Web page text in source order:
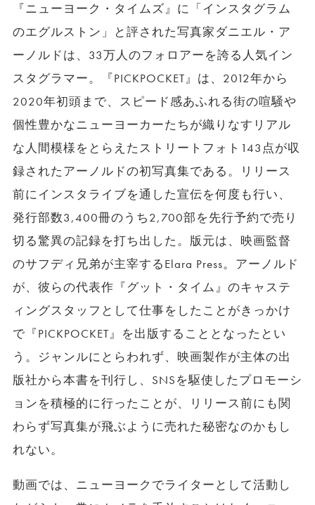
『ニューヨーク・タイムズ』に「インスタグラム
のエグルストン」と評された写真家ダニエル・ア
ーノルドは、33万人のフォロアーを誇る人気イン
スタグラマー。『PICKPOCKET』は、2012年から
2020年初頭まで、スピード感あふれる街の喧騒や
個性豊かなニューヨーカーたちが織りなすリアル
な人間模様をとらえたストリートフォト143点が収
録されたアーノルドの初写真集である。リリース
前にインスタライブを通した宣伝を何度も行い、
発行部数3,400冊のうち2,700部を先行予約で売り
切る驚異の記録を打ち出した。版元は、映画監督
のサフディ兄弟が主宰するElara Press。アーノルド
が、彼らの代表作『グット・タイム』のキャステ
ィングスタッフとして仕事をしたことがきっかけ
で『PICKPOCKET』を出版することとなったとい
う。ジャンルにとらわれず、映画製作が主体の出
版社から本書を刊行し、SNSを駆使したプロモーシ
ョンを積極的に行ったことが、リリース前にも関
わらず写真集が飛ぶように売れた秘密なのかもし
れない。
動画では、ニューヨークでライターとして活動し